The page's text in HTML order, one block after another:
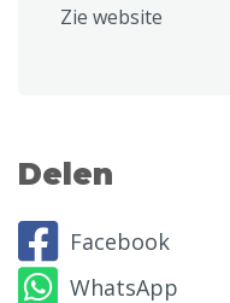
Zie website
Delen
Facebook
WhatsApp